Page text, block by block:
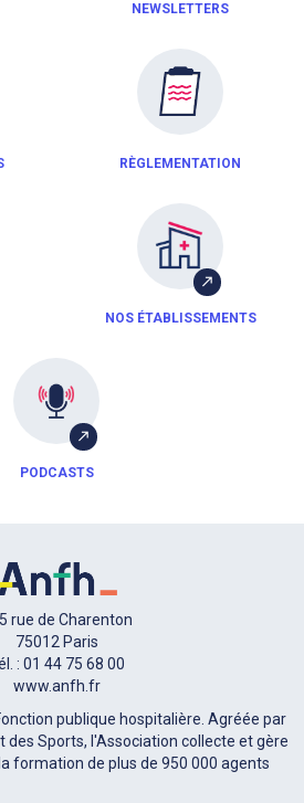
NEWSLETTERS
RÈGLEMENTATION
NOS ÉTABLISSEMENTS
PODCASTS
rue de Charenton
75012 Paris
: 01 44 75 68 00
www.anfh.fr
publique hospitalière. Agréée par
des Sports, l'Association collecte et gère
formation de plus de 950 000 agents